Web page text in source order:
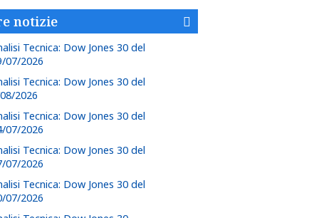
notizie
Tecnica: Dow Jones 30 del
07/2026
Tecnica: Dow Jones 30 del
2026
Tecnica: Dow Jones 30 del
07/2026
Tecnica: Dow Jones 30 del
07/2026
Tecnica: Dow Jones 30 del
07/2026